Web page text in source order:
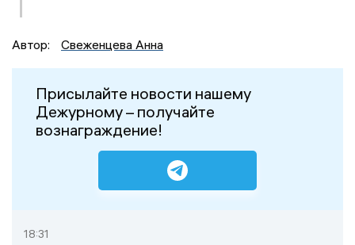
Автор: Свеженцева Анна
Присылайте новости нашему
Дежурному – получайте
вознаграждение!
18:31